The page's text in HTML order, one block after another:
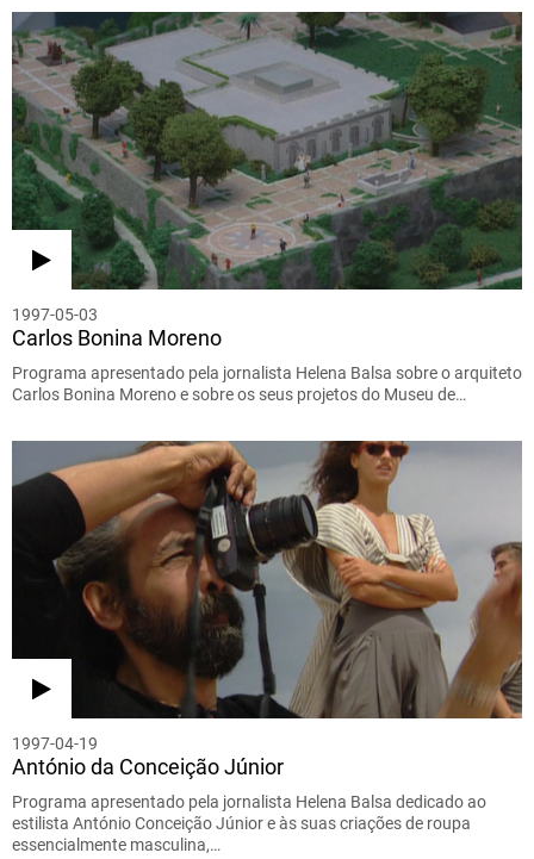
1997-05-03
Carlos Bonina Moreno
Programa apresentado pela jornalista Helena Balsa sobre o arquiteto
Carlos Bonina Moreno e sobre os seus projetos do Museu de…
1997-04-19
António da Conceição Júnior
Programa apresentado pela jornalista Helena Balsa dedicado ao
estilista António Conceição Júnior e às suas criações de roupa
essencialmente masculina,…